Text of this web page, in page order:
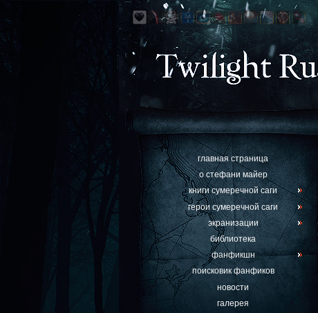
главная страница
о стефани майер
книги сумеречной саги
герои сумеречной саги
экранизации
библиотека
фанфикшн
поисковик фанфиков
новости
галерея